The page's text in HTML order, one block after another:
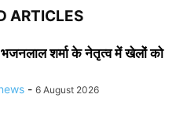
ARTICLES
शर्मा के नेतृत्व में खेलों को
- 6 August 2026